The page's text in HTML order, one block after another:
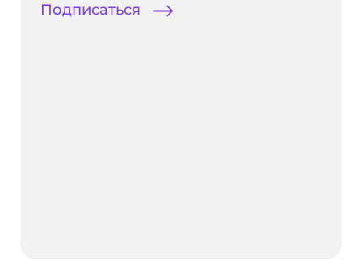
Подписаться